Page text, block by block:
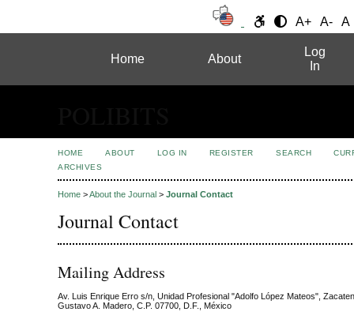
A+ A- A
Home About
Log
In
HOME ABOUT LOG IN REGISTER SEARCH
ARCHIVES
Home >About the Journal > Journal Contact
Journal Contact
Mailing Address
Av. Luis Enrique Erro s/n, Unidad Profesional "Adolfo López Mateos",
Gustavo A. Madero, C.P. 07700, D.F., México